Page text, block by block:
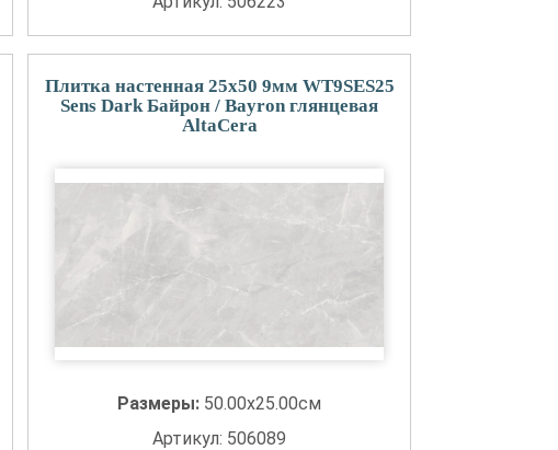
Плитка настенная 25x50 9мм WT9SES25
Sens Dark Байрон / Bayron глянцевая
AltaCera
Размеры: 50.00x25.00см
Артикул: 506089